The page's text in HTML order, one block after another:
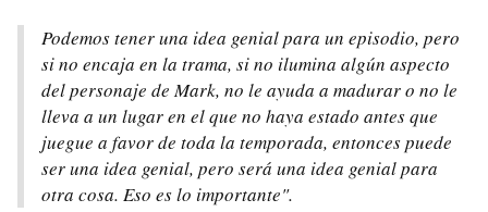
Podemos tener una idea genial para un episodio, pero
si no encaja en la trama, si no ilumina algún aspecto
del personaje de Mark, no le ayuda a madurar o no le
lleva a un lugar en el que no haya estado antes que
juegue a favor de toda la temporada, entonces puede
ser una idea genial, pero será una idea genial para
otra cosa. Eso es lo importante".